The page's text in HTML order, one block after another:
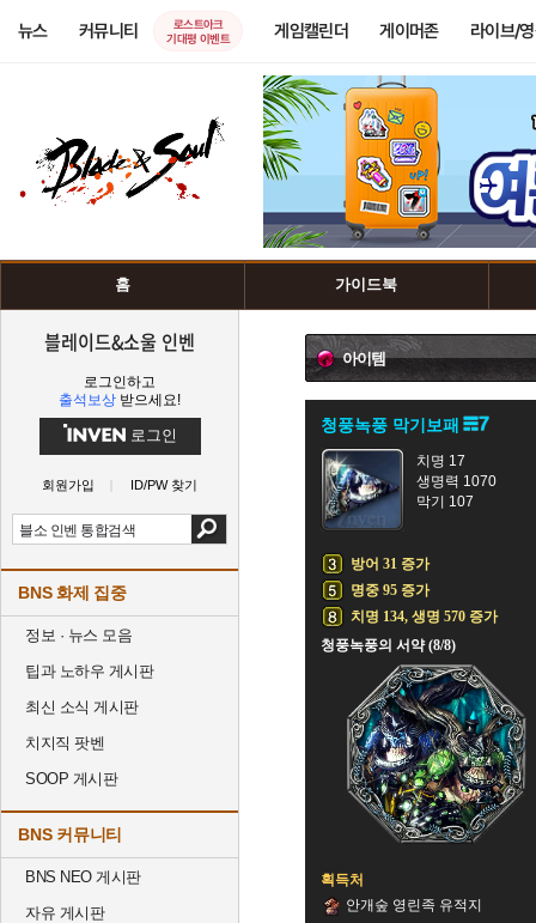
뉴스 커뮤니티
로스트아크
기대평 이벤트
게임캘린더 게이머존 라이브/
홈 가이드북
블레이드&소울 인벤
로그인하고
출석보상 받으세요!
로그인
회원가입 ID/PW 찾기
BNS 화제 집중
정보 · 뉴스 모음
팁과 노하우 게시판
최신 소식 게시판
치지직 팟벤
SOOP 게시판
BNS 커뮤니티
BNS NEO 게시판
자유 게시판
아이템
청풍녹풍 막기보패
치명 17
생명력 1070
막기 107
방어 31 증가
명중 95 증가
치명 134, 생명 570 증가
청풍녹풍의 서약 (8/8)
획득처
안개숲 영린족 유적지